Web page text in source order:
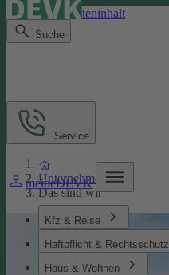
Direkt zum Seiteninhalt
Suche
meineDEVK
Kfz & Reise
Haftpflicht & Rechtsschutz
Haus & Wohnen
Service
Unternehmen
Das sind wir